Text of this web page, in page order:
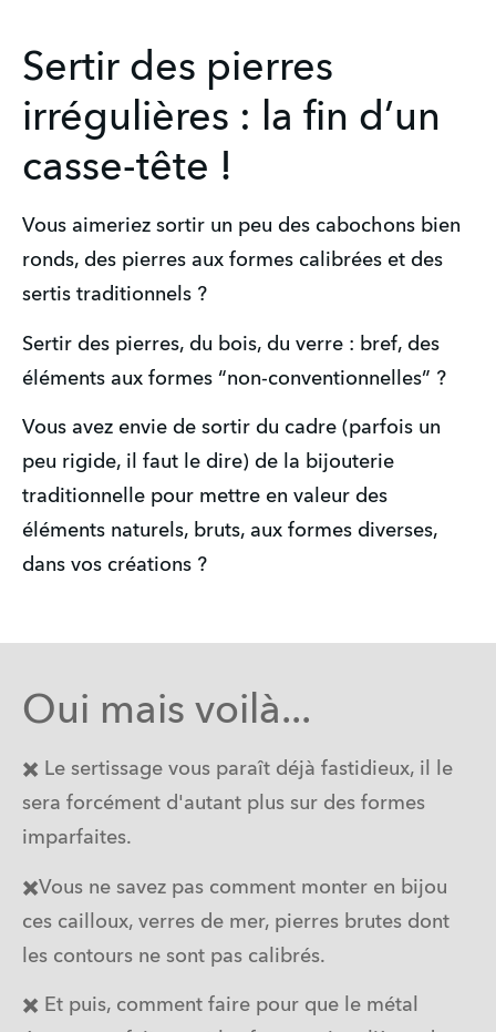
Sertir des pierres
irrégulières : la fin d’un
casse-tête !
Vous aimeriez sortir un peu des cabochons bien
ronds, des pierres aux formes calibrées et des
sertis traditionnels ?
Sertir des pierres, du bois, du verre : bref, des
éléments aux formes “non-conventionnelles” ?
Vous avez envie de sortir du cadre (parfois un
peu rigide, il faut le dire) de la bijouterie
traditionnelle pour mettre en valeur des
éléments naturels, bruts, aux formes diverses,
dans vos créations ?
Oui mais voilà...
✖️ Le sertissage vous paraît déjà fastidieux, il le
sera forcément d'autant plus sur des formes
imparfaites.
✖️Vous ne savez pas comment monter en bijou
ces cailloux, verres de mer, pierres brutes dont
les contours ne sont pas calibrés.
✖️ Et puis, comment faire pour que le métal